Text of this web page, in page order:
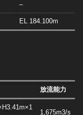
–
EL 184.100m
放流能力
1,675m3/s